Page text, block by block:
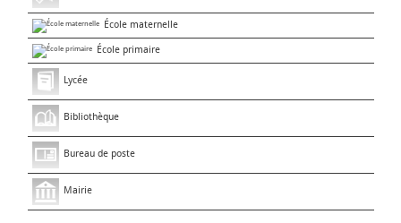
École maternelle
École primaire
Lycée
Bibliothèque
Bureau de poste
Mairie